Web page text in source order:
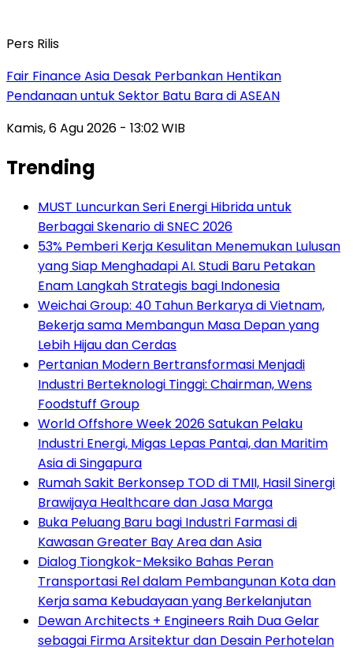
Pers Rilis
Fair Finance Asia Desak Perbankan Hentikan
Pendanaan untuk Sektor Batu Bara di ASEAN
Kamis, 6 Agu 2026 - 13:02 WIB
Trending
MUST Luncurkan Seri Energi Hibrida untuk
Berbagai Skenario di SNEC 2026
53% Pemberi Kerja Kesulitan Menemukan Lulusan
yang Siap Menghadapi AI. Studi Baru Petakan
Enam Langkah Strategis bagi Indonesia
Weichai Group: 40 Tahun Berkarya di Vietnam,
Bekerja sama Membangun Masa Depan yang
Lebih Hijau dan Cerdas
Pertanian Modern Bertransformasi Menjadi
Industri Berteknologi Tinggi: Chairman, Wens
Foodstuff Group
World Offshore Week 2026 Satukan Pelaku
Industri Energi, Migas Lepas Pantai, dan Maritim
Asia di Singapura
Rumah Sakit Berkonsep TOD di TMII, Hasil Sinergi
Brawijaya Healthcare dan Jasa Marga
Buka Peluang Baru bagi Industri Farmasi di
Kawasan Greater Bay Area dan Asia
Dialog Tiongkok-Meksiko Bahas Peran
Transportasi Rel dalam Pembangunan Kota dan
Kerja sama Kebudayaan yang Berkelanjutan
Dewan Architects + Engineers Raih Dua Gelar
sebagai Firma Arsitektur dan Desain Perhotelan